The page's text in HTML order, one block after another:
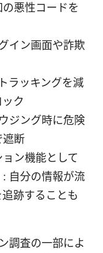
悪性コードを
イン画面や詐欺
ラッキングを減
ク
ジング時に危険
遮断
ン機能として
自分の情報が流
跡することも
調査の一部によ